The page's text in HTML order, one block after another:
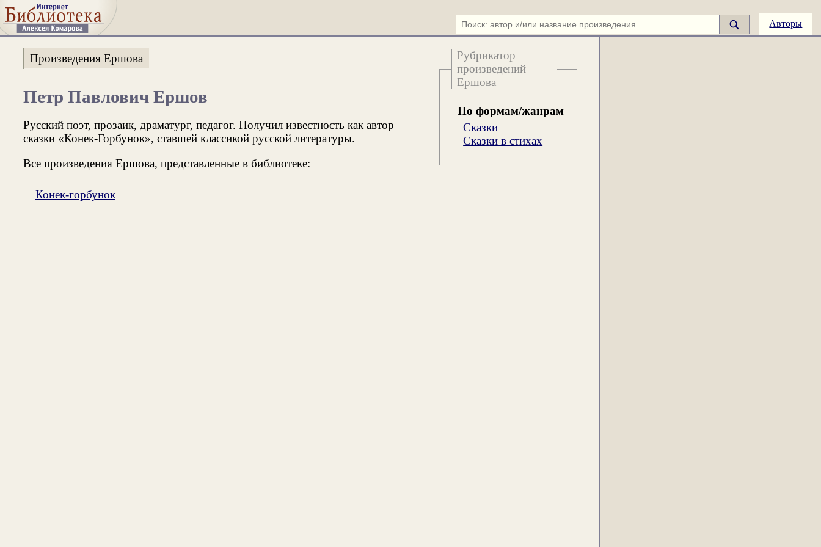
Авторы
Рубрикатор
произведений
Ершова
По формам/жанрам
Сказки
Сказки в стихах
Произведения Ершова
Петр Павлович Ершов
Русский поэт, прозаик, драматург, педагог. Получил известность как автор
сказки «Конек-Горбунок», ставшей классикой русской литературы.
Все произведения Ершова, представленные в библиотеке:
Конек-горбунок